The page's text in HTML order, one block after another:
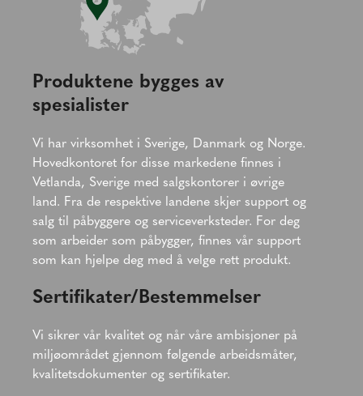
Produktene bygges av
spesialister
Vi har virksomhet i Sverige, Danmark og Norge.
Hovedkontoret for disse markedene finnes i
Vetlanda, Sverige med salgskontorer i øvrige
land. Fra de respektive landene skjer support og
salg til påbyggere og serviceverksteder. For deg
som arbeider som påbygger, finnes vår support
som kan hjelpe deg med å velge rett produkt.
Sertifikater/Bestemmelser
Vi sikrer vår kvalitet og når våre ambisjoner på
miljøområdet gjennom følgende arbeidsmåter,
kvalitetsdokumenter og sertifikater.